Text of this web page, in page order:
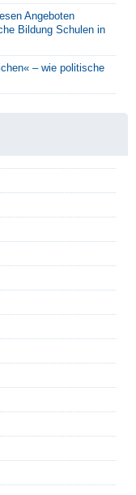
Angeboten
Bildung Schulen in
– wie politische